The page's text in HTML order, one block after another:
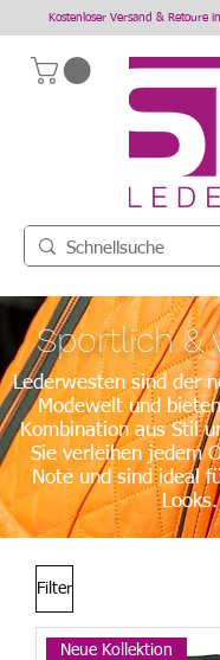
Kostenloser Versand & Retoure
Sportlich &
Lederwesten sind der
Modewelt und
Kombination aus Stil
Sie verleihen jedem
Note und sind ideal
Looks.
Filter
Neue Kollektion